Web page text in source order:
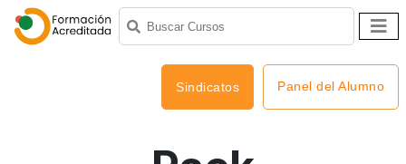
Sindicatos Panel del Alumno